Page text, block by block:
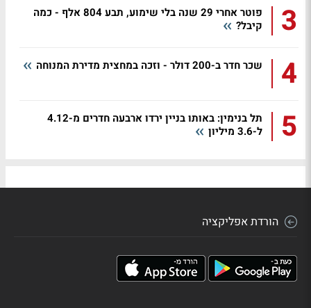
3
פוטר אחרי 29 שנה בלי שימוע, תבע 804 אלף - כמה
קיבל?
4 שכר חדר ב-200 דולר - וזכה במחצית מדירת המנוחה
5
תל בנימין: באותו בניין ירדו ארבעה חדרים מ-4.12
ל-3.6 מיליון
הורדת אפליקציה